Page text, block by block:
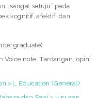
“sangat setuju” pada
kognitif, afektif, dan
Voice note, Tantangan, opini
> L Education (General)